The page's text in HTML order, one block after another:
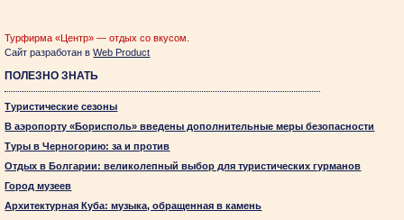
Турфирма «Центр» — отдых со вкусом.
Сайт разработан вWeb Product
ПОЛЕЗНО ЗНАТЬ
Туристические сезоны
В аэропорту «Борисполь» введены дополнительные меры безопасности
Туры в Черногорию: за и против
Отдых в Болгарии: великолепный выбор для туристических гурманов
Город музеев
Архитектурная Куба: музыка, обращенная в камень